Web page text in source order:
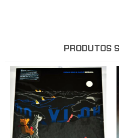
PRODUTOS